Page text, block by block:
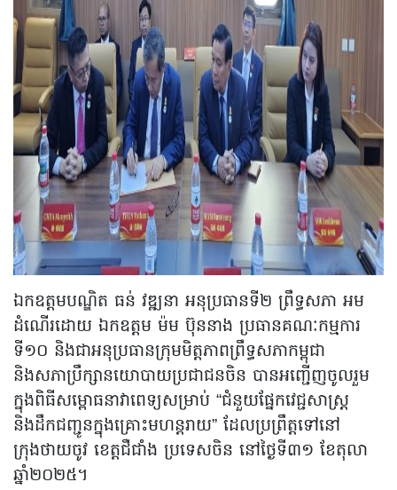
ឯកឧត្តមបណ្ឌិត ធន់ វឌ្ឍនា អនុប្រធានទី២ ព្រឹទ្ធសភា អម
ដំណើរដោយ ឯកឧត្តម ម៉ម ប៊ុននាង ប្រធានគណៈកម្មការ
ទី១០ និងជាអនុប្រធានក្រុមមិត្តភាពព្រឹទ្ធសភាកម្ពុជា
និងសភាប្រឹក្សានយោបាយប្រជាជនចិន បានអញ្ជើញចូលរួម
ក្នុងពិធីសម្ពោធនាវាពេទ្យសម្រាប់ “ជំនួយផ្នែកវេជ្ជសាស្រ្ត
និងដឹកជញ្ជូនក្នុងគ្រោះមហន្តរាយ” ដែលប្រព្រឹត្តទៅនៅ
ក្រុងថាយចូវ ខេត្តជឺជាំង ប្រទេសចិន នៅថ្ងៃទី៣១ ខែតុលា
ឆ្នាំ២០២៥។